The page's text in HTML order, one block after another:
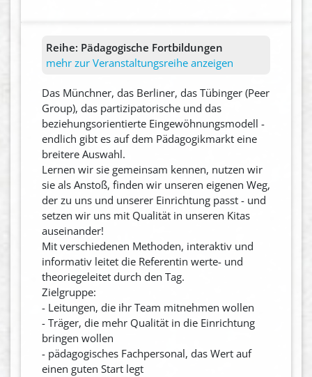
Reihe: Pädagogische Fortbildungen
mehr zur Veranstaltungsreihe anzeigen
Das Münchner, das Berliner, das Tübinger (Peer
Group), das partizipatorische und das
beziehungsorientierte Eingewöhnungsmodell -
endlich gibt es auf dem Pädagogikmarkt eine
breitere Auswahl.
Lernen wir sie gemeinsam kennen, nutzen wir
sie als Anstoß, finden wir unseren eigenen Weg,
der zu uns und unserer Einrichtung passt - und
setzen wir uns mit Qualität in unseren Kitas
auseinander!
Mit verschiedenen Methoden, interaktiv und
informativ leitet die Referentin werte- und
theoriegeleitet durch den Tag.
Zielgruppe:
- Leitungen, die ihr Team mitnehmen wollen
- Träger, die mehr Qualität in die Einrichtung
bringen wollen
- pädagogisches Fachpersonal, das Wert auf
einen guten Start legt